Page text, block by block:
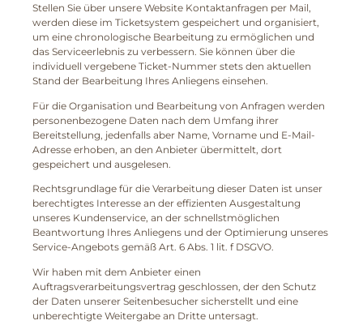
Stellen Sie über unsere Website Kontaktanfragen per Mail,
werden diese im Ticketsystem gespeichert und organisiert,
um eine chronologische Bearbeitung zu ermöglichen und
das Serviceerlebnis zu verbessern. Sie können über die
individuell vergebene Ticket-Nummer stets den aktuellen
Stand der Bearbeitung Ihres Anliegens einsehen.
Für die Organisation und Bearbeitung von Anfragen werden
personenbezogene Daten nach dem Umfang ihrer
Bereitstellung, jedenfalls aber Name, Vorname und E-Mail-
Adresse erhoben, an den Anbieter übermittelt, dort
gespeichert und ausgelesen.
Rechtsgrundlage für die Verarbeitung dieser Daten ist unser
berechtigtes Interesse an der effizienten Ausgestaltung
unseres Kundenservice, an der schnellstmöglichen
Beantwortung Ihres Anliegens und der Optimierung unseres
Service-Angebots gemäß Art. 6 Abs. 1 lit. f DSGVO.
Wir haben mit dem Anbieter einen
Auftragsverarbeitungsvertrag geschlossen, der den Schutz
der Daten unserer Seitenbesucher sicherstellt und eine
unberechtigte Weitergabe an Dritte untersagt.